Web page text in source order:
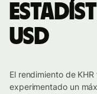
USD
El rendimiento de
experimentado un